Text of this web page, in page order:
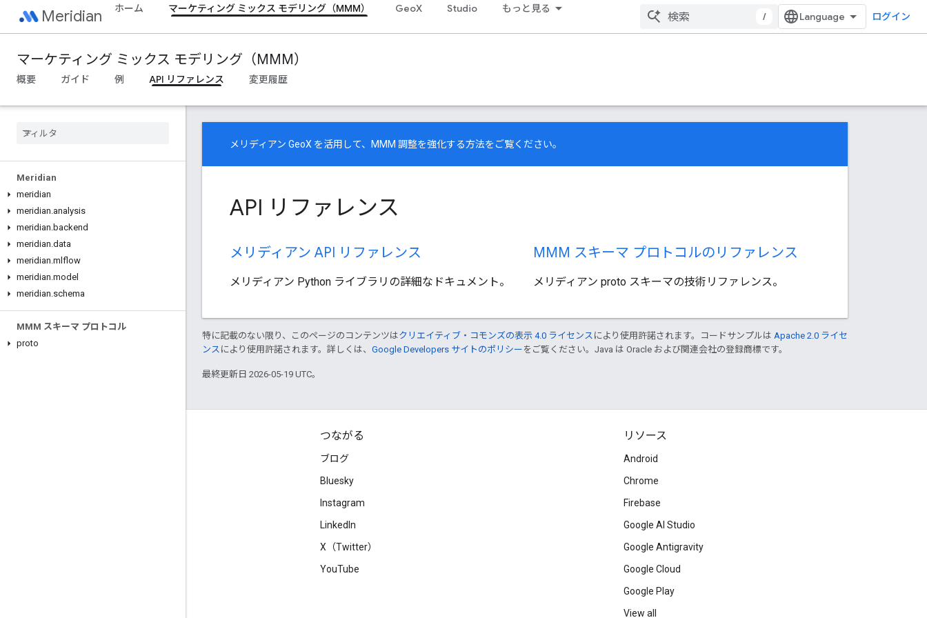
Meridian ホーム マーケティング ミックス モデリング（MMM） GeoX Studio もっと見る
/ ログイン
マーケティング ミックス モデリング（MMM）
概要 ガイド 例 API リファレンス 変更履歴
Meridian
meridian
meridian.analysis
meridian.backend
meridian.data
meridian.mlflow
meridian.model
meridian.schema
MMM スキーマ プロトコル
proto
メリディアン GeoX を活用して、MMM 調整を強化する方法をご覧ください。
API リファレンス
メリディアン API リファレンス
メリディアン Python ライブラリの詳細なドキュメント。
MMM スキーマ プロトコルのリファレンス
メリディアン proto スキーマの技術リファレンス。
特に記載のない限り、このページのコンテンツはクリエイティブ・コモンズの表示 4.0 ライセンス により使用許諾されます。コードサンプルは Apache 2.0 ライセ
ンス により使用許諾されます。詳しくは、 Google Developers サイトのポリシー をご覧ください。Java は Oracle および関連会社の登録商標です。
最終更新日 2026-05-19 UTC。
つながる
ブログ
Bluesky
Instagram
LinkedIn
X（Twitter）
YouTube
リソース
Android
Chrome
Firebase
Google AI Studio
Google Antigravity
Google Cloud
Google Play
View all